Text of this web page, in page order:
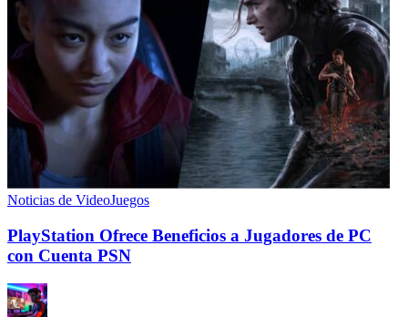
Noticias de VideoJuegos
PlayStation Ofrece Beneficios a Jugadores de PC
con Cuenta PSN